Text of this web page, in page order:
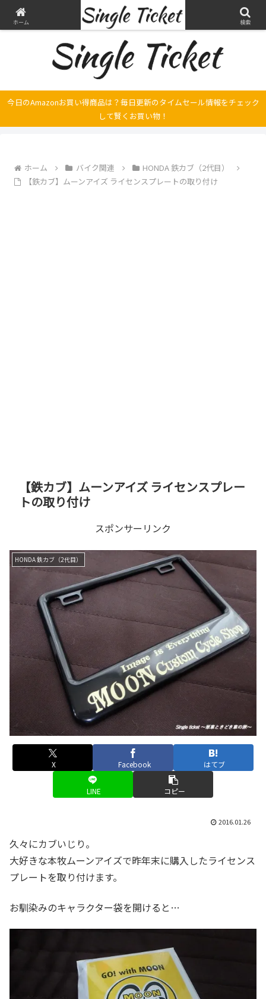
ヤマハ SRX250とFilano115、スバル エクシーガの整備・修理そして旅の記録
今日のAmazonお買い得商品は？毎日更新のタイムセール情報をチェック
して賢くお買い物！
ホーム バイク関連
HONDA 鉄カブ（2代目）
【鉄カブ】ムーンアイズ ライセンスプレートの取り付け
【鉄カブ】ムーンアイズ ライセンスプレー
トの取り付け
スポンサーリンク
HONDA 鉄カブ（2代目）
X Facebook はてブ
LINE コピー
2016.01.26
久々にカブいじり。
大好きな本牧ムーンアイズで昨年末に購入したライセンス
プレートを取り付けます。
お馴染みのキャラクター袋を開けると…
ホーム 検索